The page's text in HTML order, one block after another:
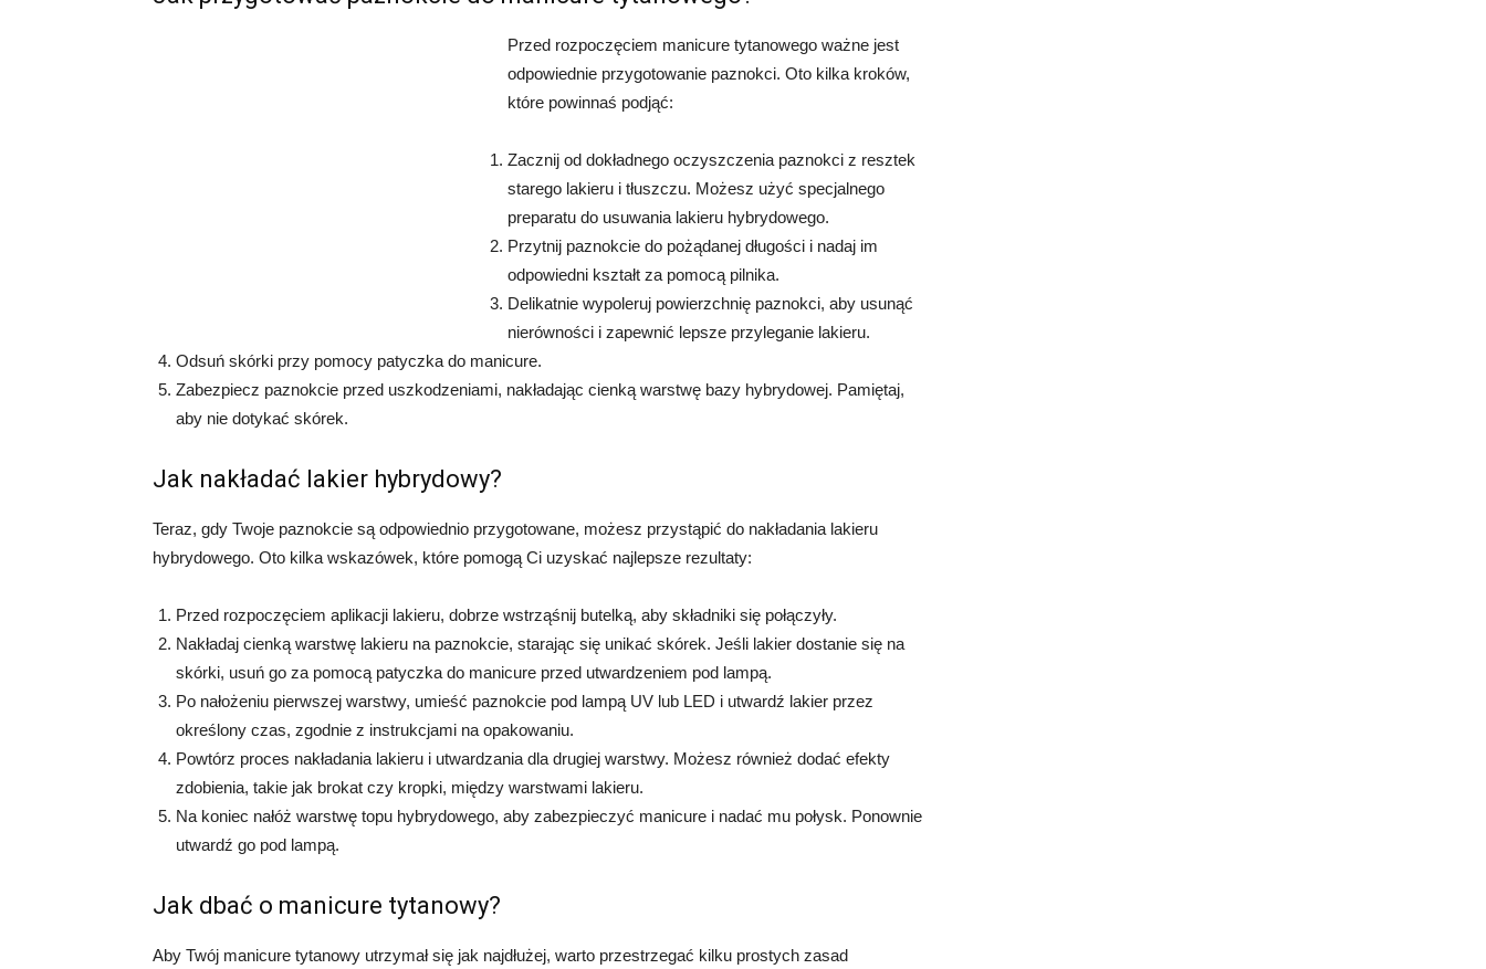
Przed rozpoczęciem manicure tytanowego ważne jest
odpowiednie przygotowanie paznokci. Oto kilka kroków,
które powinnaś podjąć:
Zacznij od dokładnego oczyszczenia paznokci z resztek
starego lakieru i tłuszczu. Możesz użyć specjalnego
preparatu do usuwania lakieru hybrydowego.
Przytnij paznokcie do pożądanej długości i nadaj im
odpowiedni kształt za pomocą pilnika.
Delikatnie wypoleruj powierzchnię paznokci, aby usunąć
nierówności i zapewnić lepsze przyleganie lakieru.
Odsuń skórki przy pomocy patyczka do manicure.
Zabezpiecz paznokcie przed uszkodzeniami, nakładając cienką warstwę bazy hybrydowej. Pamiętaj,
aby nie dotykać skórek.
Jak nakładać lakier hybrydowy?
Teraz, gdy Twoje paznokcie są odpowiednio przygotowane, możesz przystąpić do nakładania lakieru
hybrydowego. Oto kilka wskazówek, które pomogą Ci uzyskać najlepsze rezultaty:
Przed rozpoczęciem aplikacji lakieru, dobrze wstrząśnij butelką, aby składniki się połączyły.
Nakładaj cienką warstwę lakieru na paznokcie, starając się unikać skórek. Jeśli lakier dostanie się na
skórki, usuń go za pomocą patyczka do manicure przed utwardzeniem pod lampą.
Po nałożeniu pierwszej warstwy, umieść paznokcie pod lampą UV lub LED i utwardź lakier przez
określony czas, zgodnie z instrukcjami na opakowaniu.
Powtórz proces nakładania lakieru i utwardzania dla drugiej warstwy. Możesz również dodać efekty
zdobienia, takie jak brokat czy kropki, między warstwami lakieru.
Na koniec nałóż warstwę topu hybrydowego, aby zabezpieczyć manicure i nadać mu połysk. Ponownie
utwardź go pod lampą.
Jak dbać o manicure tytanowy?
Aby Twój manicure tytanowy utrzymał się jak najdłużej, warto przestrzegać kilku prostych zasad